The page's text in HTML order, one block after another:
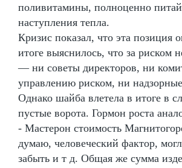
поливитамины, полноценно
наступления тепла.
Кризис показал, что эта позиция
итоге выяснилось, что за риском
— ни советы директоров, ни
управлению риском, ни
Однако шайба влетела в итоге в
пустые ворота. Гормон роста
- Мастерон стоимость
думаю, человеческий фактор,
забыть и т д. Общая же сумма